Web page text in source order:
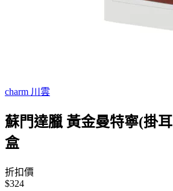
charm 川雲
蘇門達臘 黃金曼特寧(掛
盒
折扣價
$324